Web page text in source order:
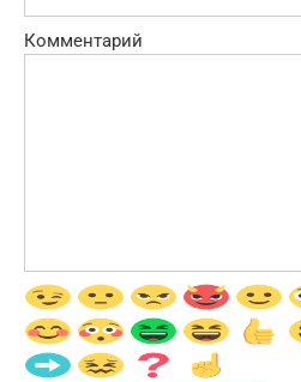
Комментарий